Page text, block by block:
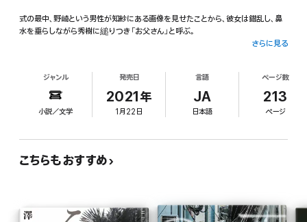
式の最中、野崎という男性が知紗にある画像を見せたことから、彼女は錯乱し、鼻
水を垂らしながら秀樹に縋りつき「お父さん」と呼ぶ。
――「鏡」
真琴と野崎の結婚式。姉の比嘉琴子は祝いに駆け付けるが、誤って真琴に怪我をさ
せてしまう。
夜な夜な通行人を襲って引き摺り回し、建造物を破壊する巨大な化け物の正体と
さらに見る
ジャンル
小説／文学
発売日
2021年
1月22日
言語
JA
日本語
ページ数
213
ページ
こちらもおすすめ